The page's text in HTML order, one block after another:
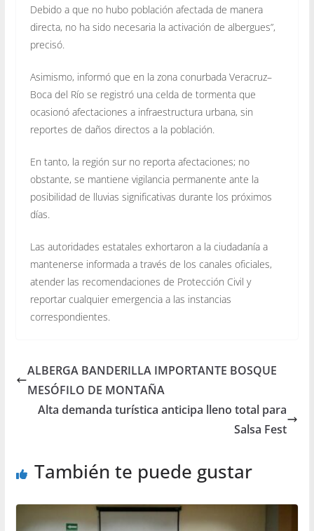
Debido a que no hubo población afectada de manera
directa, no ha sido necesaria la activación de albergues”,
precisó.
Asimismo, informó que en la zona conurbada Veracruz–
Boca del Río se registró una celda de tormenta que
ocasionó afectaciones a infraestructura urbana, sin
reportes de daños directos a la población.
En tanto, la región sur no reporta afectaciones; no
obstante, se mantiene vigilancia permanente ante la
posibilidad de lluvias significativas durante los próximos
días.
Las autoridades estatales exhortaron a la ciudadanía a
mantenerse informada a través de los canales oficiales,
atender las recomendaciones de Protección Civil y
reportar cualquier emergencia a las instancias
correspondientes.
ALBERGA BANDERILLA IMPORTANTE BOSQUE
MESÓFILO DE MONTAÑA
Alta demanda turística anticipa lleno total para
Salsa Fest
También te puede gustar